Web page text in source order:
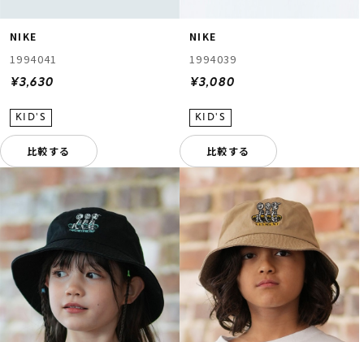
NIKE
1994041
¥3,630
比較する
NIKE
1994039
¥3,080
比較する